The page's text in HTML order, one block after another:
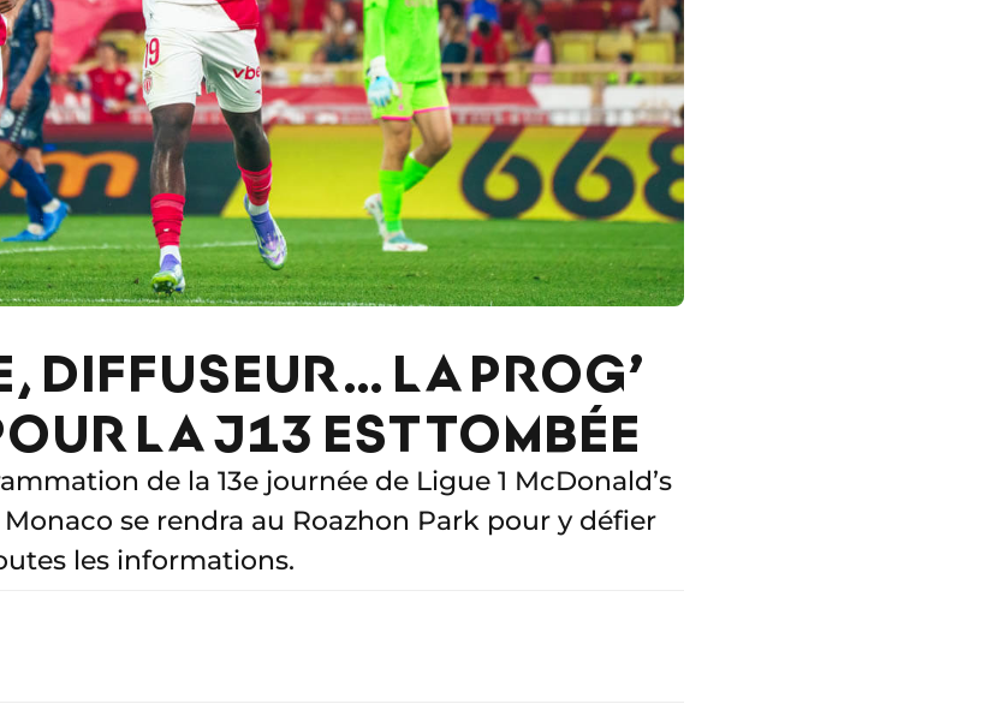
DIFFUSEUR… LA PROG’
LA J13 EST TOMBÉE
de la 13e journée de Ligue 1 McDonald’s
Monaco se rendra au Roazhon Park pour y défier
les informations.